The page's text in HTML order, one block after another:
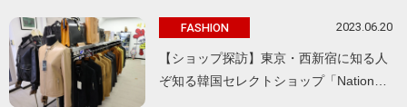
FASHION 2023.06.20
【ショップ探訪】東京・西新宿に知る人
ぞ知る韓国セレクトショップ「Nation…